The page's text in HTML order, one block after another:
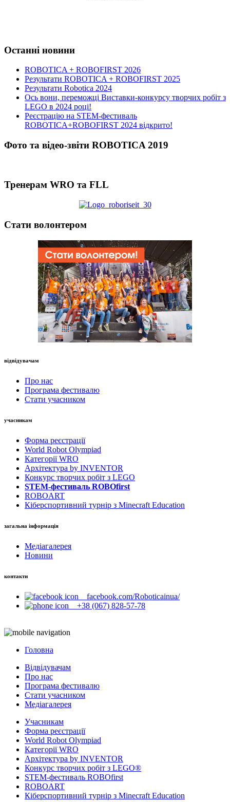
Останні новини
ROBOTICA + ROBOFIRST 2026
Результати ROBOTICA + ROBOFIRST 2025
Результати Robotica 2024
Ось вони, переможці Виставки-конкурсу творчих робіт з
LEGO в 2024 році!
Реєстрацію на STEM-фестиваль
ROBOTICA+ROBOFIRST 2024 відкрито!
Фото та відео-звіти ROBOTICA 2019
Тренерам WRO та FLL
Стати волонтером
відвідувачам
Про нас
Програма фестивалю
Стати учасником
учасникам
Форма реєстрації
World Robot Olympiad
Категорії WRO
Архітектура by INVENTOR
Конкурс творчих робіт з LEGO
STEM-фестиваль ROBOfirst
ROBOART
Кіберспортивний турнір з Minecraft Education
загальна інформація
Медіагалерея
Новини
контакти
facebook.com/Roboticainua/
+38 (067) 828-57-78
Головна
Відвідувачам
Про нас
Програма фестивалю
Стати учасником
Медіагалерея
Учасникам
Форма реєстрації
World Robot Olympiad
Категорії WRO
Архітектура by INVENTOR
Конкурс творчих робіт з LEGO®
STEM-фестиваль ROBOfirst
ROBOART
Кіберспортивний турнір з Minecraft Education